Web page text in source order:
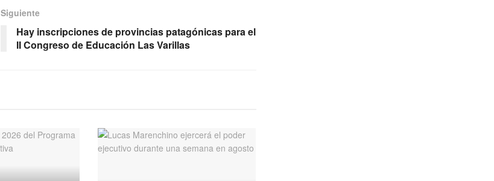
Siguiente
Hay inscripciones de provincias patagónicas para el
II Congreso de Educación Las Varillas